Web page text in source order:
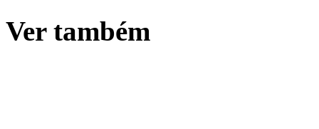
Ver também